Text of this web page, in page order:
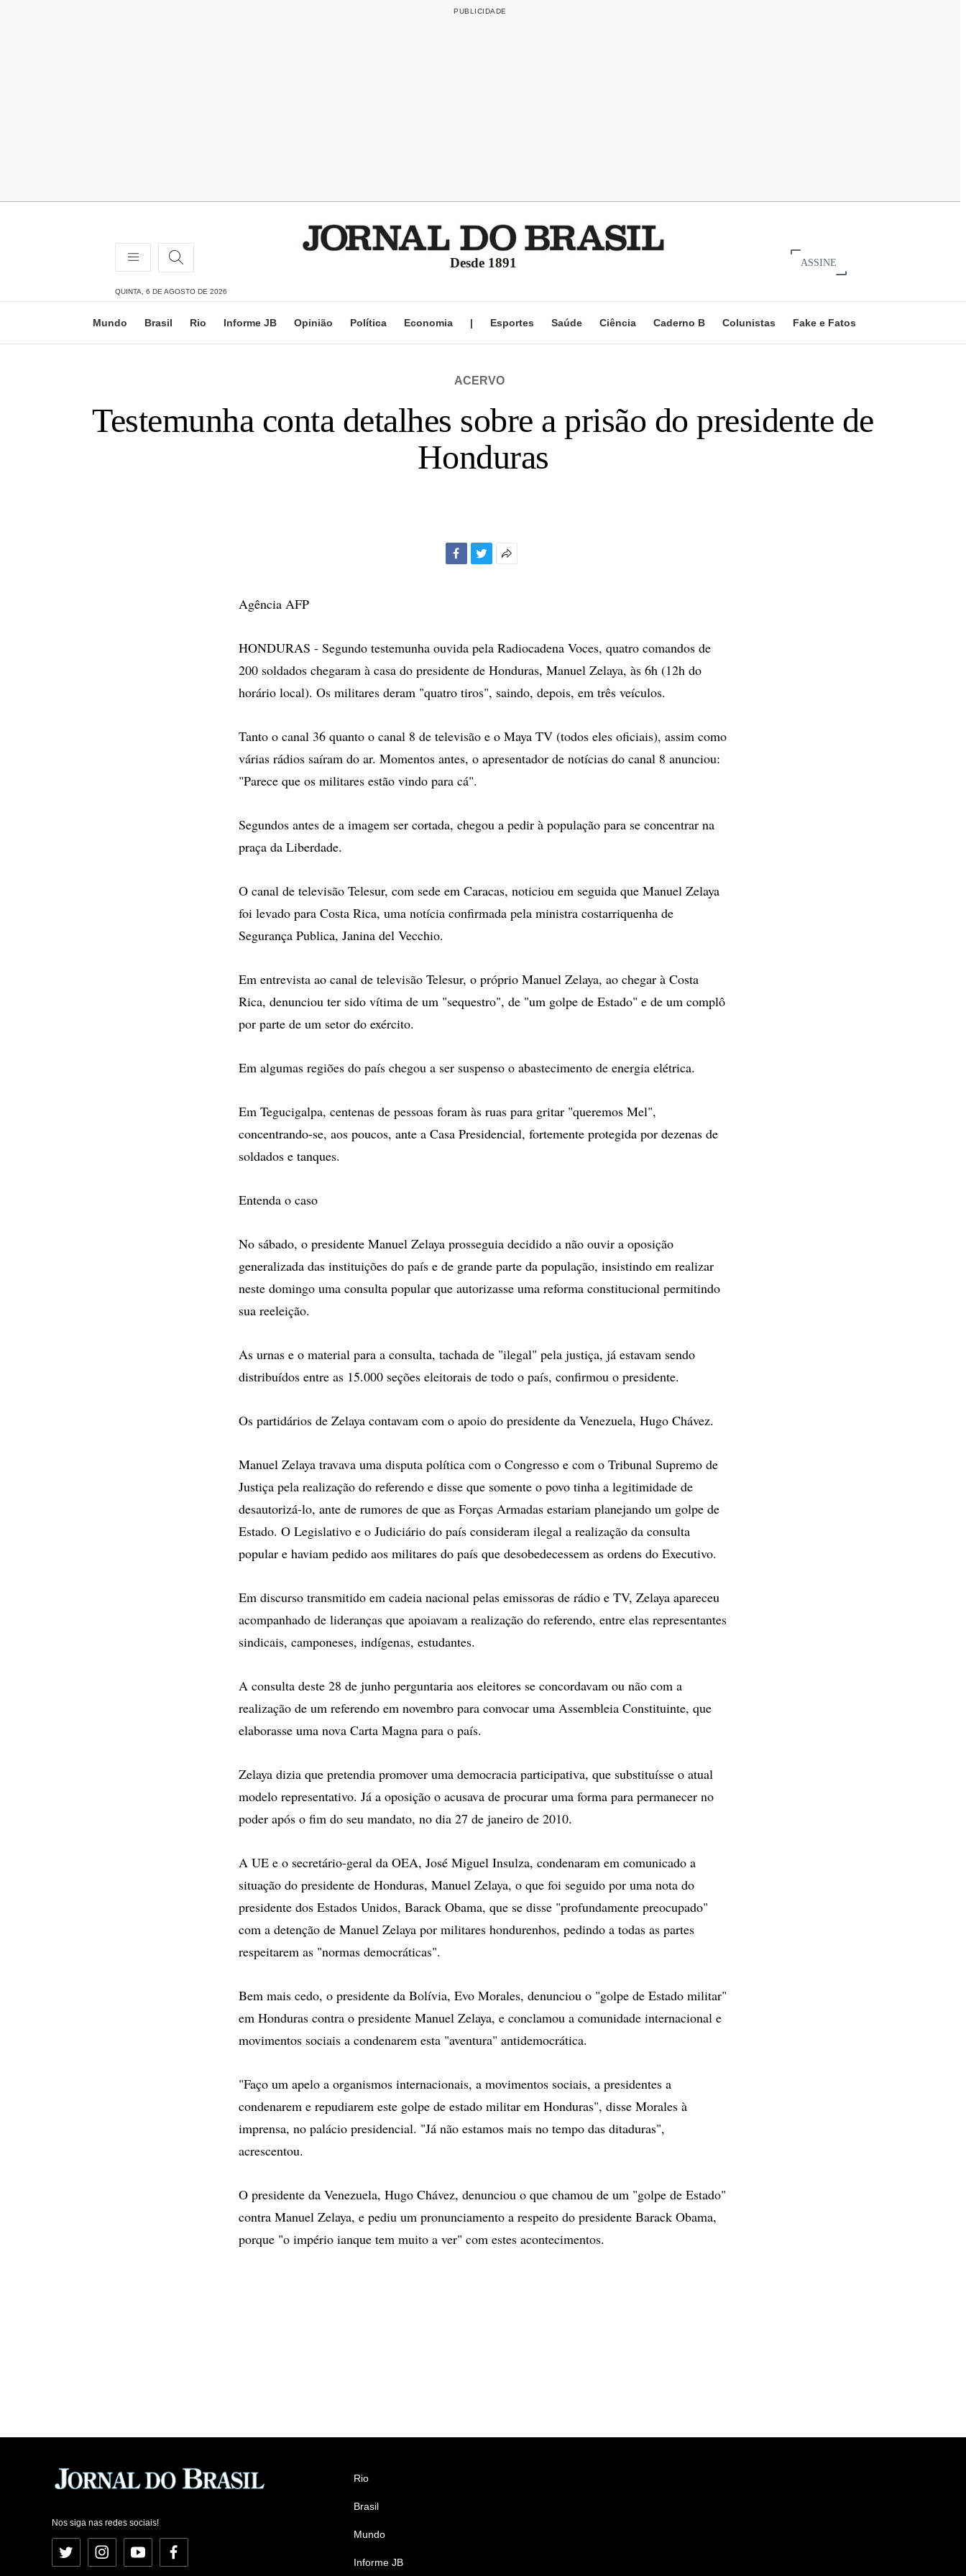
Desde 1891 ASSINE
QUINTA, 6 DE AGOSTO DE 2026
Mundo Brasil Rio Informe JB Opinião Política Economia | Esportes Saúde Ciência Caderno B Colunistas Fake e Fatos
ACERVO
Testemunha conta detalhes sobre a prisão do presidente de
Honduras
Agência AFP
HONDURAS - Segundo testemunha ouvida pela Radiocadena Voces, quatro comandos de
200 soldados chegaram à casa do presidente de Honduras, Manuel Zelaya, às 6h (12h do
horário local). Os militares deram "quatro tiros", saindo, depois, em três veículos.
Tanto o canal 36 quanto o canal 8 de televisão e o Maya TV (todos eles oficiais), assim como
várias rádios saíram do ar. Momentos antes, o apresentador de notícias do canal 8 anunciou:
"Parece que os militares estão vindo para cá".
Segundos antes de a imagem ser cortada, chegou a pedir à população para se concentrar na
praça da Liberdade.
O canal de televisão Telesur, com sede em Caracas, noticiou em seguida que Manuel Zelaya
foi levado para Costa Rica, uma notícia confirmada pela ministra costarriquenha de
Segurança Publica, Janina del Vecchio.
Em entrevista ao canal de televisão Telesur, o próprio Manuel Zelaya, ao chegar à Costa
Rica, denunciou ter sido vítima de um "sequestro", de "um golpe de Estado" e de um complô
por parte de um setor do exército.
Em algumas regiões do país chegou a ser suspenso o abastecimento de energia elétrica.
Em Tegucigalpa, centenas de pessoas foram às ruas para gritar "queremos Mel",
concentrando-se, aos poucos, ante a Casa Presidencial, fortemente protegida por dezenas de
soldados e tanques.
Entenda o caso
No sábado, o presidente Manuel Zelaya prosseguia decidido a não ouvir a oposição
generalizada das instituições do país e de grande parte da população, insistindo em realizar
neste domingo uma consulta popular que autorizasse uma reforma constitucional permitindo
sua reeleição.
As urnas e o material para a consulta, tachada de "ilegal" pela justiça, já estavam sendo
distribuídos entre as 15.000 seções eleitorais de todo o país, confirmou o presidente.
Os partidários de Zelaya contavam com o apoio do presidente da Venezuela, Hugo Chávez.
Manuel Zelaya travava uma disputa política com o Congresso e com o Tribunal Supremo de
Justiça pela realização do referendo e disse que somente o povo tinha a legitimidade de
desautorizá-lo, ante de rumores de que as Forças Armadas estariam planejando um golpe de
Estado. O Legislativo e o Judiciário do país consideram ilegal a realização da consulta
popular e haviam pedido aos militares do país que desobedecessem as ordens do Executivo.
Em discurso transmitido em cadeia nacional pelas emissoras de rádio e TV, Zelaya apareceu
acompanhado de lideranças que apoiavam a realização do referendo, entre elas representantes
sindicais, camponeses, indígenas, estudantes.
A consulta deste 28 de junho perguntaria aos eleitores se concordavam ou não com a
realização de um referendo em novembro para convocar uma Assembleia Constituinte, que
elaborasse uma nova Carta Magna para o país.
Zelaya dizia que pretendia promover uma democracia participativa, que substituísse o atual
modelo representativo. Já a oposição o acusava de procurar uma forma para permanecer no
poder após o fim do seu mandato, no dia 27 de janeiro de 2010.
A UE e o secretário-geral da OEA, José Miguel Insulza, condenaram em comunicado a
situação do presidente de Honduras, Manuel Zelaya, o que foi seguido por uma nota do
presidente dos Estados Unidos, Barack Obama, que se disse "profundamente preocupado"
com a detenção de Manuel Zelaya por militares hondurenhos, pedindo a todas as partes
respeitarem as "normas democráticas".
Bem mais cedo, o presidente da Bolívia, Evo Morales, denunciou o "golpe de Estado militar"
em Honduras contra o presidente Manuel Zelaya, e conclamou a comunidade internacional e
movimentos sociais a condenarem esta "aventura" antidemocrática.
"Faço um apelo a organismos internacionais, a movimentos sociais, a presidentes a
condenarem e repudiarem este golpe de estado militar em Honduras", disse Morales à
imprensa, no palácio presidencial. "Já não estamos mais no tempo das ditaduras",
acrescentou.
O presidente da Venezuela, Hugo Chávez, denunciou o que chamou de um "golpe de Estado"
contra Manuel Zelaya, e pediu um pronunciamento a respeito do presidente Barack Obama,
porque "o império ianque tem muito a ver" com estes acontecimentos.
Nos siga nas redes sociais!
Twitter InstagramYouTubeFacebook
Rio
Brasil
Mundo
Informe JB